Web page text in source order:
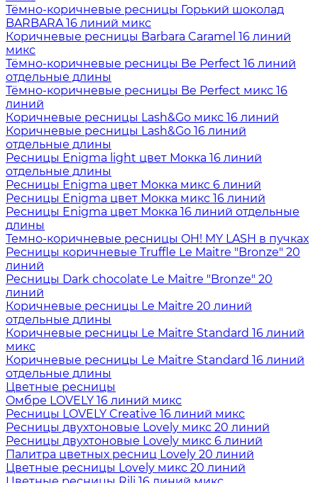
Тёмно-коричневые ресницы Горький шоколад
BARBARA 16 линий микс
Коричневые ресницы Barbara Caramel 16 линий
микс
Тёмно-коричневые ресницы Be Perfect 16 линий
отдельные длины
Тёмно-коричневые ресницы Be Perfect микс 16
линий
Коричневые ресницы Lash&Go микс 16 линий
Коричневые ресницы Lash&Go 16 линий
отдельные длины
Ресницы Enigma light цвет Мокка 16 линий
отдельные длины
Ресницы Enigma цвет Мокка микс 6 линий
Ресницы Enigma цвет Мокка микс 16 линий
Ресницы Enigma цвет Мокка 16 линий отдельные
длины
Темно-коричневые ресницы OH! MY LASH в пучках
Ресницы коричневые Truffle Le Maitre "Bronze" 20
линий
Ресницы Dark chocolate Le Maitre "Bronze" 20
линий
Коричневые ресницы Le Maitre 20 линий
отдельные длины
Коричневые ресницы Le Maitre Standard 16 линий
микс
Коричневые ресницы Le Maitre Standard 16 линий
отдельные длины
Цветные ресницы
Oмбре LOVELY 16 линий микс
Ресницы LOVELY Creative 16 линий микс
Ресницы двухтоновые Lovely микс 20 линий
Ресницы двухтоновые Lovely микс 6 линий
Палитра цветных ресниц Lovely 20 линий
Цветные ресницы Lovely микс 20 линий